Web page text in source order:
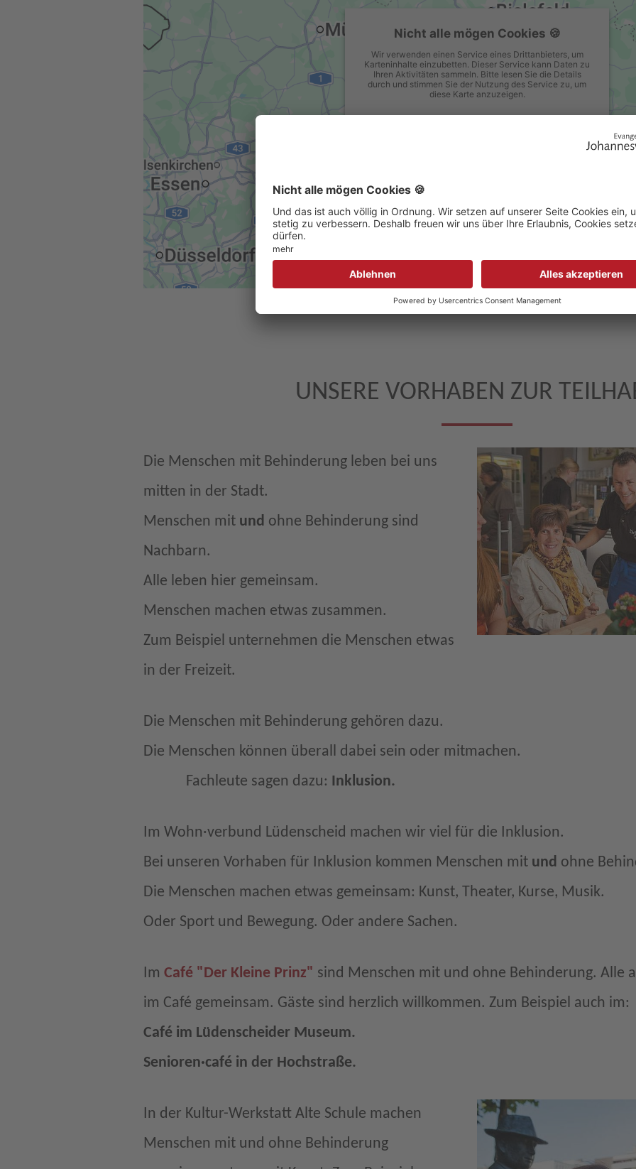
Nicht alle mögen Cookies 🍪
Wir verwenden einen Service eines Drittanbieters, um
Karteninhalte einzubetten. Dieser Service kann Daten zu
Ihren Aktivitäten sammeln. Bitte lesen Sie die Details
durch und stimmen Sie der Nutzung des Service zu, um
diese Karte anzuzeigen.
UNSERE VORHABEN ZUR
Die Menschen mit Behinderung leben bei uns
mitten in der Stadt.
Menschen mit und ohne Behinderung sind
Nachbarn.
Alle leben hier gemeinsam.
Menschen machen etwas zusammen.
Zum Beispiel unternehmen die Menschen etwas
in der Freizeit.
Die Menschen mit Behinderung gehören dazu.
Die Menschen können überall dabei sein oder mitmachen.
Fachleute sagen dazu: Inklusion.
Im Wohn·verbund Lüdenscheid machen wir viel für die Inklusion.
Bei unseren Vorhaben für Inklusion kommen Menschen mit und ohne
Die Menschen machen etwas gemeinsam: Kunst, Theater, Kurse, Musik.
Oder Sport und Bewegung. Oder andere Sachen.
Im Café "Der Kleine Prinz" sind Menschen mit und ohne Behinderung. Alle
im Café gemeinsam. Gäste sind herzlich willkommen. Zum Beispiel auch im:
Café im Lüdenscheider Museum.
Senioren·café in der Hochstraße.
In der Kultur-Werkstatt Alte Schule machen
Menschen mit und ohne Behinderung